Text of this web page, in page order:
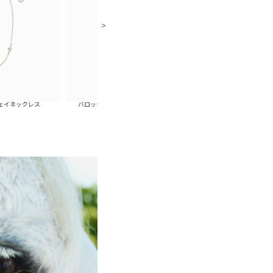
バロックパールスキャッターピアス(ゴールド)